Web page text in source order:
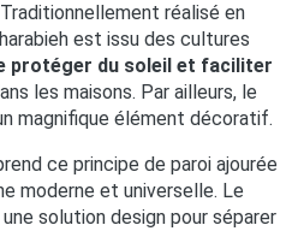
réalisé en
est issu des cultures
protéger du soleil et faciliter
les maisons. Par ailleurs, le
magnifique élément décoratif.
ce principe de paroi ajourée
moderne et universelle. Le
solution design pour séparer